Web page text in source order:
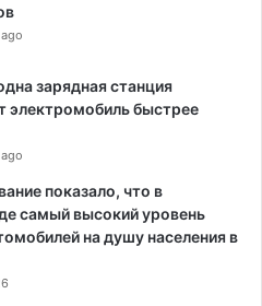
зарядная станция
электромобиль быстрее
показало, что в
самый высокий уровень
на душу населения в